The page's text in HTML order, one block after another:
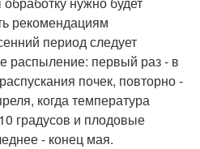
рекомендациям
период следует
распыление: первый раз - в
почек, повторно -
когда температура
градусов и плодовые
- конец мая.